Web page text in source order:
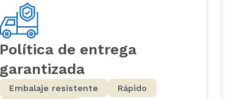
Política de entrega
garantizada
Embalaje resistente
Rápido